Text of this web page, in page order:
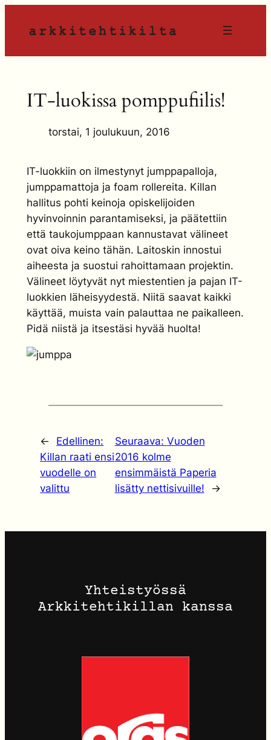
sisältöön
IT-luokissa pomppufiilis!
torstai, 1 joulukuun, 2016
IT-luokkiin on ilmestynyt jumppapalloja,
jumppamattoja ja foam rollereita. Killan
hallitus pohti keinoja opiskelijoiden
hyvinvoinnin parantamiseksi, ja päätettiin
että taukojumppaan kannustavat välineet
ovat oiva keino tähän. Laitoskin innostui
aiheesta ja suostui rahoittamaan projektin.
Välineet löytyvät nyt miestentien ja pajan IT-
luokkien läheisyydestä. Niitä saavat kaikki
käyttää, muista vain palauttaa ne paikalleen.
Pidä niistä ja itsestäsi hyvää huolta!
←
Edellinen:
Killan raati ensi
vuodelle on
valittu
Seuraava: Vuoden
2016 kolme
ensimmäistä Paperia
lisätty nettisivuille!
→
Yhteistyössä
Arkkitehtikillan kanssa